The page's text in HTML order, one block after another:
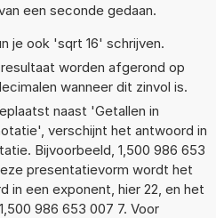
een seconde gedaan.
je ook 'sqrt 16' schrijven.
worden afgerond op
wanneer dit zinvol is.
naast 'Getallen in
verschijnt het antwoord in
Bijvoorbeeld, 1,500 986 653
presentatievorm wordt het
in een exponent, hier 22, en het
986 653 007 7. Voor